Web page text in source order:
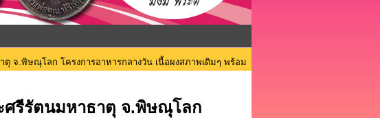
จ.พิษณุโลก โครงการอาหารกลางวัน เนื้อผงสภาพเดิมๆ พร้อม
ศรีรัตนมหาธาตุ จ.พิษณุโลก